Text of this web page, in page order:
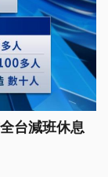
台減班休息